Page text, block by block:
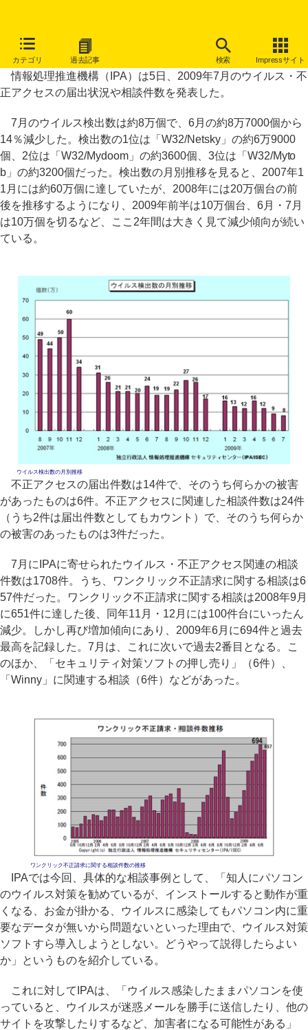
カテゴリ 過去記事 検索 Impressサイト
ウイルス対策やりたがらない知人、どうすれば……IPAの相談事例
情報処理推進機構（IPA）は5日、2009年7月のウイルス・不
正アクセスの届出状況や相談件数を発表した。
7月のウイルス検出数は約8万個で、6月の約8万7000個から
14％減少した。検出数の1位は「W32/Netsky」の約6万9000
個、2位は「W32/Mydoom」の約3600個、3位は「W32/Myto
b」の約3200個だった。検出数の月別推移を見ると、2007年1
1月には約60万個に達していたが、2008年には20万個台の前
後を推移するようになり、2009年前半は10万個台、6月・7月
は10万個を切るなど、ここ2年間は大きく見て減少傾向が続い
ている。
ウイルス検出数の月別推移
不正アクセスの届出件数は14件で、そのうち何らかの被害
があったものは6件。不正アクセスに関連した相談件数は24件
（うち2件は届出件数としてもカウント）で、そのうち何らか
の被害のあったものは3件だった。
7月にIPAに寄せられたウイルス・不正アクセス関連の相談
件数は1708件。うち、ワンクリック不正請求に関する相談は6
57件だった。ワンクリック不正請求に関する相談は2008年9月
に651件に達した後、同年11月・12月には100件台にいったん
減少。しかし再び増加傾向にあり、2009年6月に694件と過去
最高を記録した。7月は、これに次いで過去2番目となる。こ
のほか、「セキュリティ対策ソフトの押し売り」（6件）、
「Winny」に関連する相談（6件）などがあった。
ワンクリック不正請求に関する相談件数の推移
IPAでは今回、具体的な相談事例として、「知人にパソコン
のウイルス対策を勧めているが、インストールすると動作が重
くなる、お金が掛かる、ウイルスに感染してもパソコン内に重
要なデータが無いから問題ないといった理由で、ウイルス対策
ソフトすら導入しようとしない。どうやって説得したらよい
か」というものを紹介している。
これに対してIPAは、「ウイルス感染したままパソコンを使
っていると、ウイルスが迷惑メールを勝手に送信したり、他の
サイトを攻撃したりするなど、加害者になる可能性がある」